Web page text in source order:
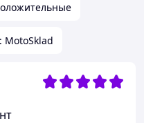
MotoSklad